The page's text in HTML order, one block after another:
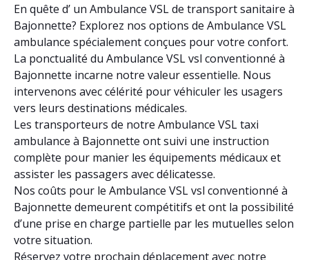
En quête d’ un Ambulance VSL de transport sanitaire à
Bajonnette? Explorez nos options de Ambulance VSL
ambulance spécialement conçues pour votre confort.
La ponctualité du Ambulance VSL vsl conventionné à
Bajonnette incarne notre valeur essentielle. Nous
intervenons avec célérité pour véhiculer les usagers
vers leurs destinations médicales.
Les transporteurs de notre Ambulance VSL taxi
ambulance à Bajonnette ont suivi une instruction
complète pour manier les équipements médicaux et
assister les passagers avec délicatesse.
Nos coûts pour le Ambulance VSL vsl conventionné à
Bajonnette demeurent compétitifs et ont la possibilité
d’une prise en charge partielle par les mutuelles selon
votre situation.
Réservez votre prochain déplacement avec notre